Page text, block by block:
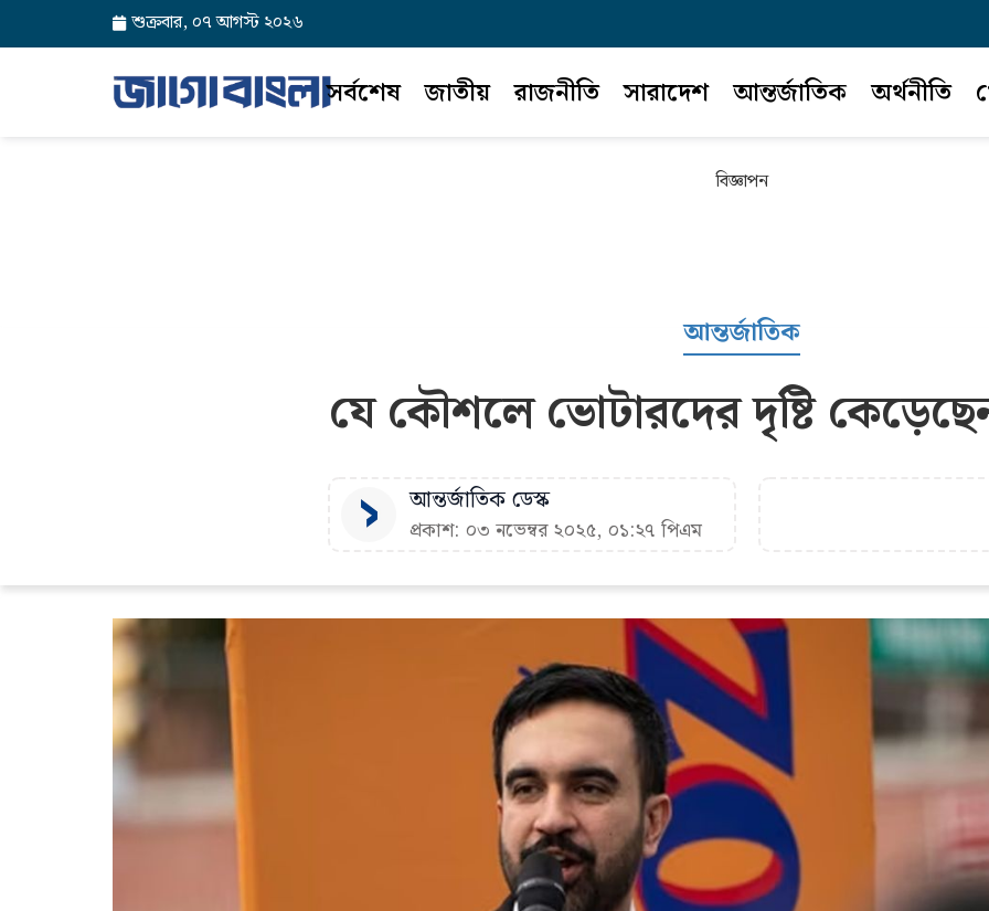
শুক্রবার, ০৭ আগস্ট ২০২৬
সর্বশেষ জাতীয় রাজনীতি সারাদেশ আন্তর্জাতিক অর্থনীতি
বিজ্ঞাপন
আন্তর্জাতিক
যে কৌশলে ভোটারদের দৃষ্টি
আন্তর্জাতিক ডেস্ক
প্রকাশ: ০৩ নভেম্বর ২০২৫, ০১:২৭ পিএম